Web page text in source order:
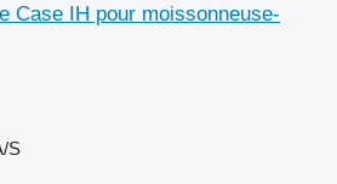
Case IH pour moissonneuse-
S